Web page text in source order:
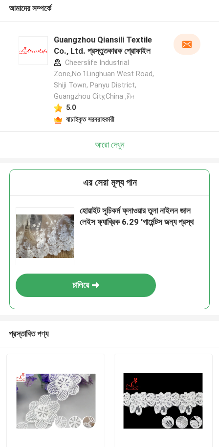
আমাদের সম্পর্কে
Guangzhou Qiansili Textile
Co., Ltd. প্রস্তুতকারক প্রোফাইল
Cheerslife Industrial
Zone,No.1Linghuan West Road,
Shiji Town, Panyu District,
Guangzhou City,China ,চীন
5.0
যাচাইকৃত সরবরাহকারী
আরো দেখুন
এর সেরা মূল্য পান
হোয়াইট সূচিকর্ম ফ্লাওয়ার তুলা নাইলন জাল
লেইস ফ্যাব্রিক 6.29 'গার্মেন্টস জন্য প্রস্থ
চালিয়ে
প্রস্তাবিত পণ্য